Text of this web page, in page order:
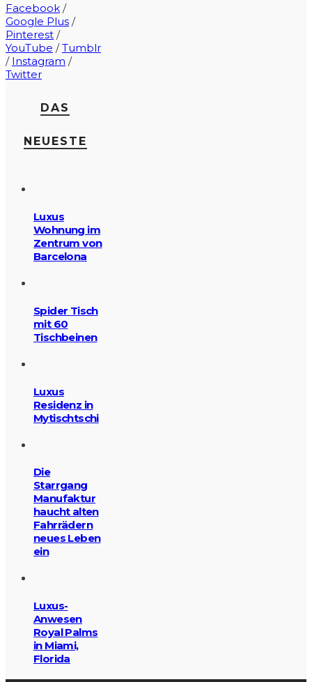
Facebook /
Google Plus /
Pinterest /
YouTube /Tumblr
/ Instagram /
Twitter
DAS
NEUESTE
Luxus
Wohnung im
Zentrum von
Barcelona
Spider Tisch
mit 60
Tischbeinen
Luxus
Residenz in
Mytischtschi
Die
Starrgang
Manufaktur
haucht alten
Fahrrädern
neues Leben
ein
Luxus-
Anwesen
Royal Palms
in Miami,
Florida